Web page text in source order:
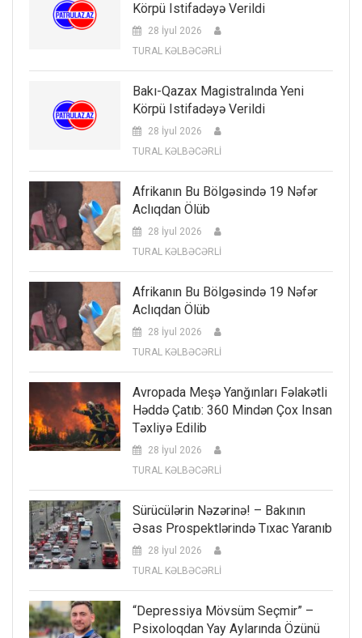
Körpü Istifadəyə Verildi
28 İyul 2026
TURAL KƏLBƏCƏRLİ
Bakı-Qazax Magistralında Yeni
Körpü Istifadəyə Verildi
28 İyul 2026
TURAL KƏLBƏCƏRLİ
Afrikanın Bu Bölgəsində 19 Nəfər
Aclıqdan Ölüb
28 İyul 2026
TURAL KƏLBƏCƏRLİ
Afrikanın Bu Bölgəsində 19 Nəfər
Aclıqdan Ölüb
28 İyul 2026
TURAL KƏLBƏCƏRLİ
Avropada Meşə Yanğınları Fəlakətli
Həddə Çatıb: 360 Mindən Çox Insan
Təxliyə Edilib
28 İyul 2026
TURAL KƏLBƏCƏRLİ
Sürücülərin Nəzərinə! – Bakının
Əsas Prospektlərində Tıxac Yaranıb
28 İyul 2026
TURAL KƏLBƏCƏRLİ
“Depressiya Mövsüm Seçmir” –
Psixoloqdan Yay Aylarında Özünü